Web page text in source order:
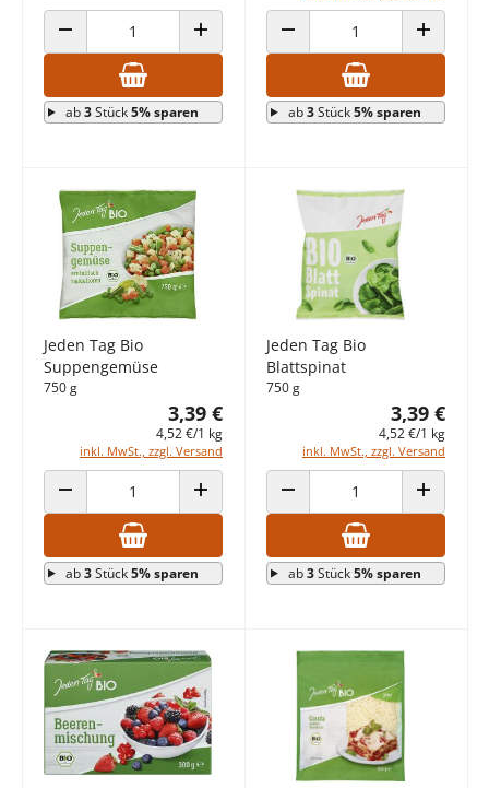
ANZAHL VERRINGERN ANZAHL ERHÖHEN
ab3Stück5% sparen
ANZAHL VERRINGERN ANZAHL
ab3Stück5% sparen
Jeden Tag Bio
Suppengemüse
750 g
3,39 €
4,52 €/1 kg
inkl. MwSt., zzgl. Versand
ANZAHL VERRINGERN ANZAHL ERHÖHEN
ab3Stück5% sparen
Jeden Tag Bio
Blattspinat
750 g
3,39 €
4,52 €/1 kg
inkl. MwSt., zzgl. Versand
ANZAHL VERRINGERN ANZAHL
ab3Stück5% sparen